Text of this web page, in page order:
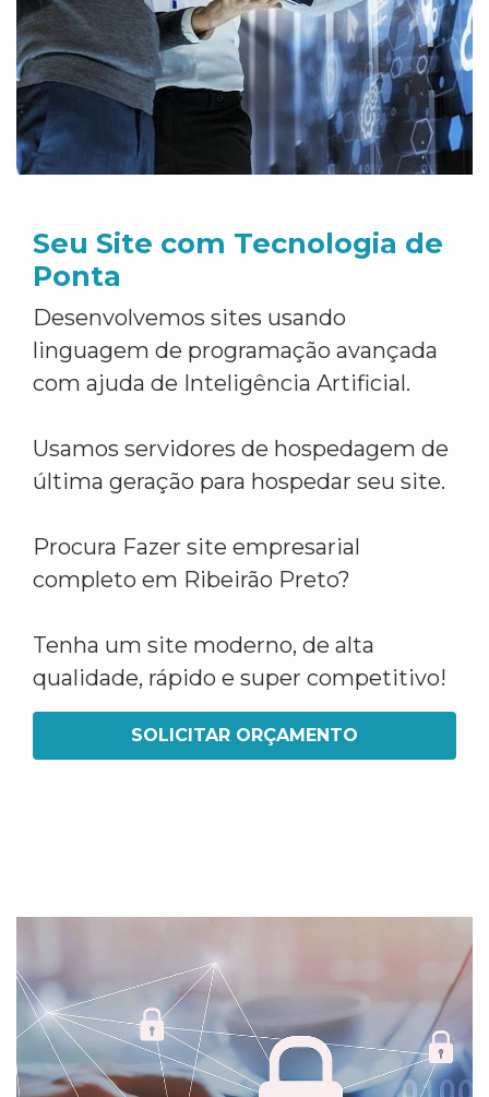
Seu Site com Tecnologia de
Ponta
Desenvolvemos sites usando
linguagem de programação avançada
com ajuda de Inteligência Artificial.
Usamos servidores de hospedagem de
última geração para hospedar seu site.
Procura Fazer site empresarial
completo em Ribeirão Preto?
Tenha um site moderno, de alta
qualidade, rápido e super competitivo!
SOLICITAR ORÇAMENTO